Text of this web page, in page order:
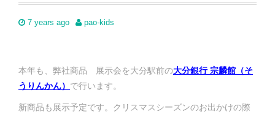
7 years ago pao-kids
本年も、弊社商品 展示会を大分駅前の大分銀行 宗麟館（そ
うりんかん） で行います。
新商品も展示予定です。クリスマスシーズンのお出かけの際